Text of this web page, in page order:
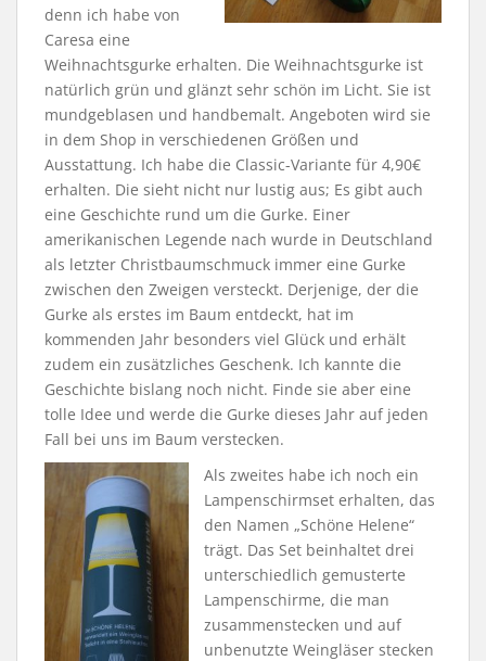
denn ich habe von
Caresa eine
Weihnachtsgurke erhalten. Die Weihnachtsgurke ist
natürlich grün und glänzt sehr schön im Licht. Sie ist
mundgeblasen und handbemalt. Angeboten wird sie
in dem Shop in verschiedenen Größen und
Ausstattung. Ich habe die Classic-Variante für 4,90€
erhalten. Die sieht nicht nur lustig aus; Es gibt auch
eine Geschichte rund um die Gurke. Einer
amerikanischen Legende nach wurde in Deutschland
als letzter Christbaumschmuck immer eine Gurke
zwischen den Zweigen versteckt. Derjenige, der die
Gurke als erstes im Baum entdeckt, hat im
kommenden Jahr besonders viel Glück und erhält
zudem ein zusätzliches Geschenk. Ich kannte die
Geschichte bislang noch nicht. Finde sie aber eine
tolle Idee und werde die Gurke dieses Jahr auf jeden
Fall bei uns im Baum verstecken.
Als zweites habe ich noch ein
Lampenschirmset erhalten, das
den Namen „Schöne Helene“
trägt. Das Set beinhaltet drei
unterschiedlich gemusterte
Lampenschirme, die man
zusammenstecken und auf
unbenutzte Weingläser stecken